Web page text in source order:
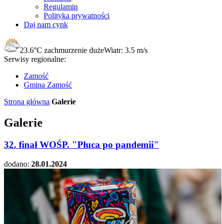
Regulamin
Polityka prywatności
Daj nam cynk
23.6°C zachmurzenie dużeWiatr: 3.5 m/s
Serwisy regionalne:
Zamość
Gmina Zamość
Strona główna Galerie
Galerie
32. finał WOŚP. "Płuca po pandemii"
dodano: 28.01.2024